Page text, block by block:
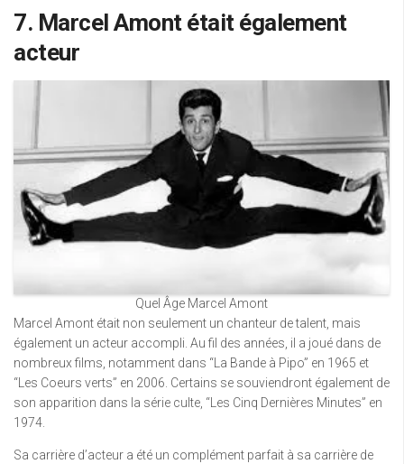
7. Marcel Amont était également
acteur
Quel Âge Marcel Amont
Marcel Amont était non seulement un chanteur de talent, mais
également un acteur accompli. Au fil des années, il a joué dans de
nombreux films, notamment dans “La Bande à Pipo” en 1965 et
“Les Coeurs verts” en 2006. Certains se souviendront également de
son apparition dans la série culte, “Les Cinq Dernières Minutes” en
1974.
Sa carrière d’acteur a été un complément parfait à sa carrière de